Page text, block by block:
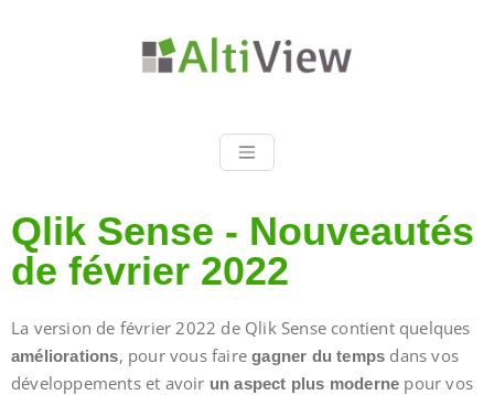
AltiView
Qlik Sense - Nouveautés
de février 2022
La version de février 2022 de Qlik Sense contient quelques
améliorations, pour vous faire gagner du temps dans vos
développements et avoir un aspect plus moderne pour vos